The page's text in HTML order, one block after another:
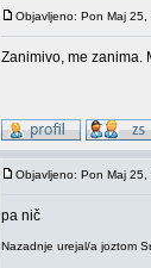
Objavljeno: Pon Maj
Zanimivo, me zanima.
Objavljeno: Pon Maj
pa nič
Nazadnje urejal/a joztom